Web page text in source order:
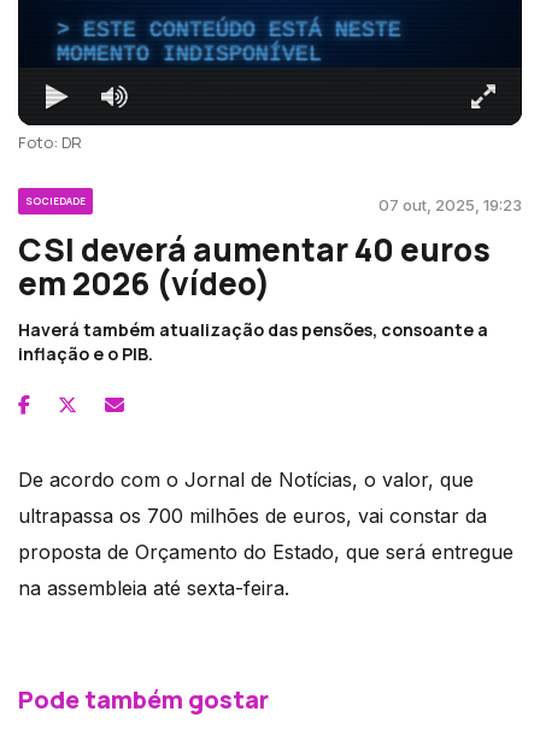
ESTE CONTEÚDO ESTÁ NESTE
MOMENTO INDISPONÍVEL
Foto: DR
SOCIEDADE 07 out, 2025, 19:23
CSI deverá aumentar 40 euros
em 2026 (vídeo)
Haverá também atualização das pensões, consoante a
inflação e o PIB.
De acordo com o Jornal de Notícias, o valor, que
ultrapassa os 700 milhões de euros, vai constar da
proposta de Orçamento do Estado, que será entregue
na assembleia até sexta-feira.
Pode também gostar